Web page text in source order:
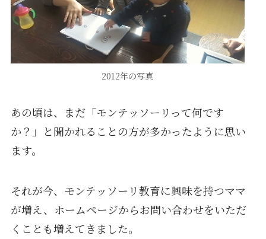
2012年の写真
あの頃は、まだ「モンテッソーリって何です
か？」と聞かれることの方が多かったように思い
ます。
それが今、モンテッソーリ教育に興味を持つママ
が増え、ホームページからお問い合わせをいただ
くことも増えてきました。